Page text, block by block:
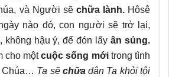
và Người sẽ chữa lành.Hôsê
nào đó, con người sẽ trở lại,
không hậu ý, để đón lấyân sủng.
cho mộtcuộc sống mớitrong tình
Chúa… Ta sẽ chữadân Ta khỏi tội